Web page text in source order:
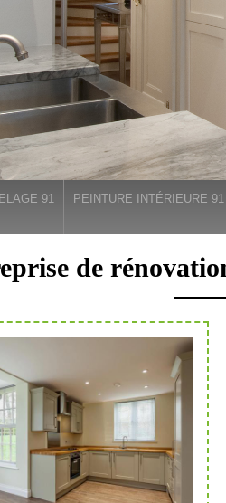
91 PEINTURE INTÉRIEURE 91
de